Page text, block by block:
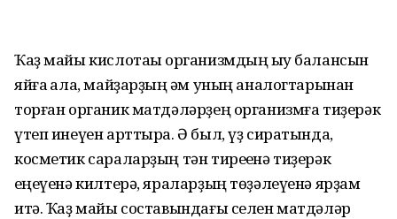
Ҡаҙ майы кислотаһы организмдың һыу балансын
яйға һала, майҙарҙың һәм уның аналогтарынан
торған органик матдәләрҙең организмға тиҙерәк
үтеп инеүен арттыра. Ә был, үҙ сиратында,
косметик сараларҙың тән тиреһенә тиҙерәк
һеңеүенә килтерә, яраларҙың төҙәлеүенә ярҙам
итә. Ҡаҙ майы составындағы селен матдәләр